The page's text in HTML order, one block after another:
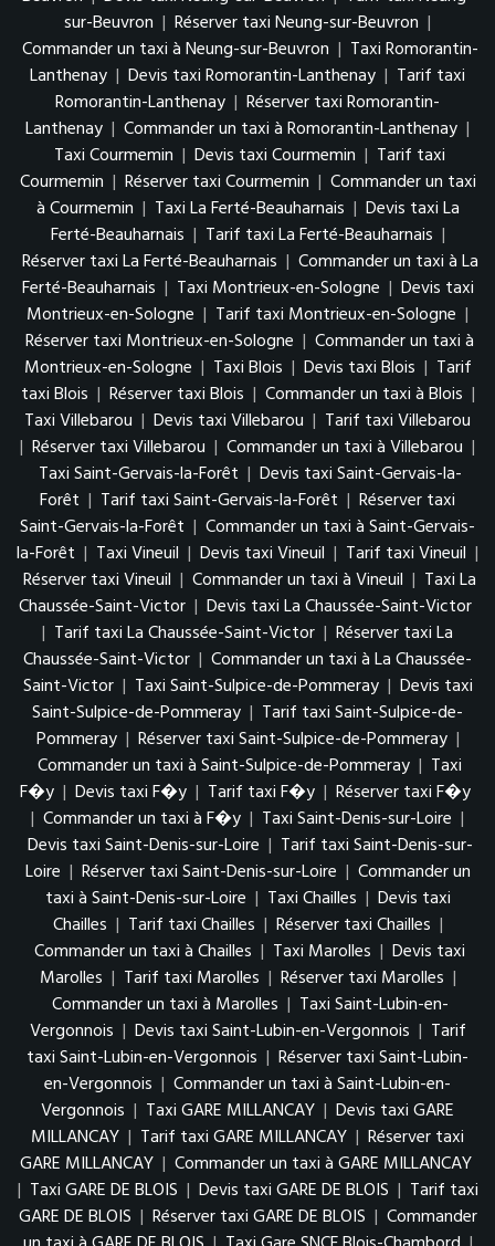
sur-Beuvron | Réserver taxi Neung-sur-Beuvron |
Commander un taxi à Neung-sur-Beuvron | Taxi Romorantin-
Lanthenay | Devis taxi Romorantin-Lanthenay | Tarif taxi
Romorantin-Lanthenay | Réserver taxi Romorantin-
Lanthenay | Commander un taxi à Romorantin-Lanthenay |
Taxi Courmemin | Devis taxi Courmemin | Tarif taxi
Courmemin | Réserver taxi Courmemin | Commander un taxi
à Courmemin | Taxi La Ferté-Beauharnais | Devis taxi La
Ferté-Beauharnais | Tarif taxi La Ferté-Beauharnais |
Réserver taxi La Ferté-Beauharnais | Commander un taxi à La
Ferté-Beauharnais | Taxi Montrieux-en-Sologne | Devis taxi
Montrieux-en-Sologne | Tarif taxi Montrieux-en-Sologne |
Réserver taxi Montrieux-en-Sologne | Commander un taxi à
Montrieux-en-Sologne | Taxi Blois | Devis taxi Blois | Tarif
taxi Blois | Réserver taxi Blois | Commander un taxi à Blois |
Taxi Villebarou | Devis taxi Villebarou | Tarif taxi Villebarou
| Réserver taxi Villebarou | Commander un taxi à Villebarou |
Taxi Saint-Gervais-la-Forêt | Devis taxi Saint-Gervais-la-
Forêt | Tarif taxi Saint-Gervais-la-Forêt | Réserver taxi
Saint-Gervais-la-Forêt | Commander un taxi à Saint-Gervais-
la-Forêt | Taxi Vineuil | Devis taxi Vineuil | Tarif taxi Vineuil |
Réserver taxi Vineuil | Commander un taxi à Vineuil | Taxi La
Chaussée-Saint-Victor | Devis taxi La Chaussée-Saint-Victor
| Tarif taxi La Chaussée-Saint-Victor | Réserver taxi La
Chaussée-Saint-Victor | Commander un taxi à La Chaussée-
Saint-Victor | Taxi Saint-Sulpice-de-Pommeray | Devis taxi
Saint-Sulpice-de-Pommeray | Tarif taxi Saint-Sulpice-de-
Pommeray | Réserver taxi Saint-Sulpice-de-Pommeray |
Commander un taxi à Saint-Sulpice-de-Pommeray | Taxi
F�y | Devis taxi F�y | Tarif taxi F�y | Réserver taxi F�y
| Commander un taxi à F�y | Taxi Saint-Denis-sur-Loire |
Devis taxi Saint-Denis-sur-Loire | Tarif taxi Saint-Denis-sur-
Loire | Réserver taxi Saint-Denis-sur-Loire | Commander un
taxi à Saint-Denis-sur-Loire | Taxi Chailles | Devis taxi
Chailles | Tarif taxi Chailles | Réserver taxi Chailles |
Commander un taxi à Chailles | Taxi Marolles | Devis taxi
Marolles | Tarif taxi Marolles | Réserver taxi Marolles |
Commander un taxi à Marolles | Taxi Saint-Lubin-en-
Vergonnois | Devis taxi Saint-Lubin-en-Vergonnois | Tarif
taxi Saint-Lubin-en-Vergonnois | Réserver taxi Saint-Lubin-
en-Vergonnois | Commander un taxi à Saint-Lubin-en-
Vergonnois | Taxi GARE MILLANCAY | Devis taxi GARE
MILLANCAY | Tarif taxi GARE MILLANCAY | Réserver taxi
GARE MILLANCAY | Commander un taxi à GARE MILLANCAY
| Taxi GARE DE BLOIS | Devis taxi GARE DE BLOIS | Tarif taxi
GARE DE BLOIS | Réserver taxi GARE DE BLOIS | Commander